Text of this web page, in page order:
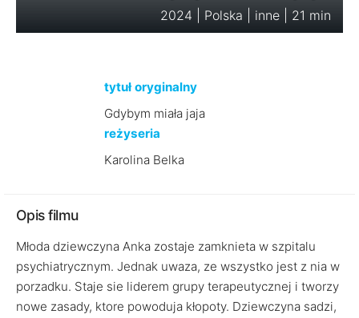
2024 | Polska | inne | 21 min
tytuł oryginalny
Gdybym miała jaja
reżyseria
Karolina Belka
Opis filmu
Młoda dziewczyna Anka zostaje zamknieta w szpitalu
psychiatrycznym. Jednak uwaza, ze wszystko jest z nia w
porzadku. Staje sie liderem grupy terapeutycznej i tworzy
nowe zasady, ktore powoduja kłopoty. Dziewczyna sadzi,